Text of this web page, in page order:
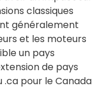
classiques
généralement
et les moteurs
un pays
de pays
pour le Canada